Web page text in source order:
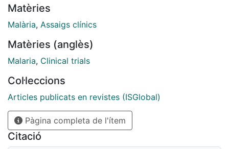
Africa
over the last 15 years (1).....
Matèries
Malària, Assaigs clínics
Matèries (anglès)
Malaria, Clinical trials
Col·leccions
Articles publicats en revistes (ISGlobal)
Pàgina completa de l'ítem
Citació